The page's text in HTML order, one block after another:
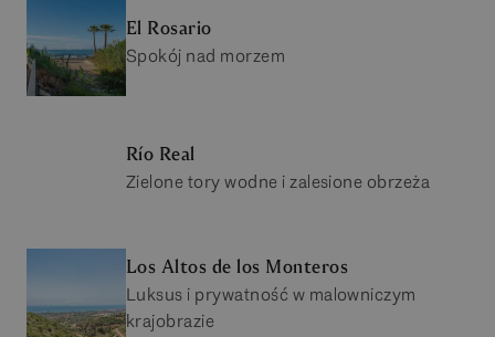
El Rosario
Spokój nad morzem
Río Real
Zielone tory wodne i zalesione obrzeża
Los Altos de los Monteros
Luksus i prywatność w malowniczym
krajobrazie